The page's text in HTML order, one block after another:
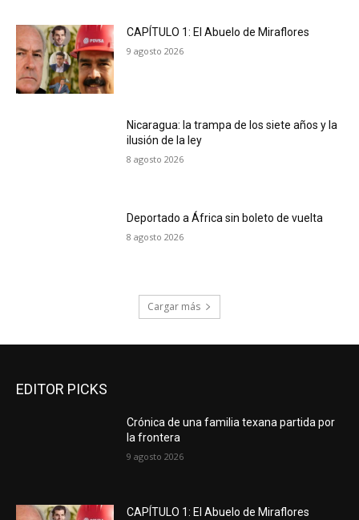
CAPÍTULO 1: El Abuelo de Miraflores
9 agosto 2026
Nicaragua: la trampa de los siete años y la
ilusión de la ley
8 agosto 2026
Deportado a África sin boleto de vuelta
8 agosto 2026
Cargar más
EDITOR PICKS
Crónica de una familia texana partida por
la frontera
9 agosto 2026
CAPÍTULO 1: El Abuelo de Miraflores